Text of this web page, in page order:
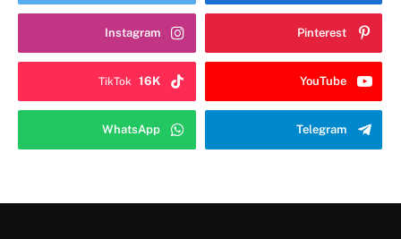
Pinterest
Instagram
YouTube
TikTok 16K
Telegram
WhatsApp